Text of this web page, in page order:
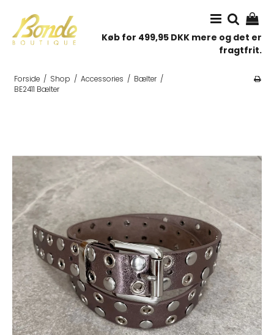
Køb for 499,95 DKK mere og det er
fragtfrit.
Forside / Shop / Accessories / Bælter /
BE2411 Bælter